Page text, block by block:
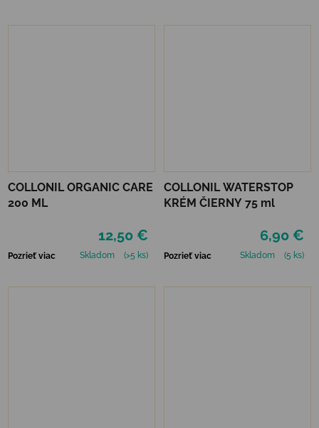
COLLONIL ORGANIC CARE
200 ML
12,50 €
Pozrieť viac Skladom (>5 ks)
COLLONIL WATERSTOP
KRÉM ČIERNY 75 ml
6,90 €
Pozrieť viac Skladom (5 ks)